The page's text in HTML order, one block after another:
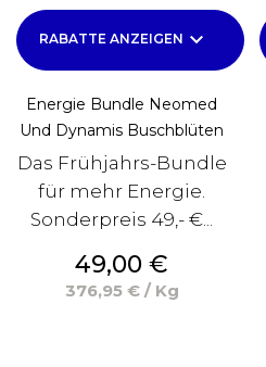
RABATTE ANZEIGEN keyboard_arrow_down
Energie Bundle Neomed
Und Dynamis Buschblüten
Das Frühjahrs-Bundle
für mehr Energie.
Sonderpreis 49,- €...
Preis
49,00 €
376,95 € / Kg